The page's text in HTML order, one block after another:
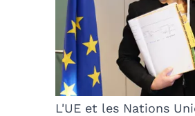
L'UE et les Nations